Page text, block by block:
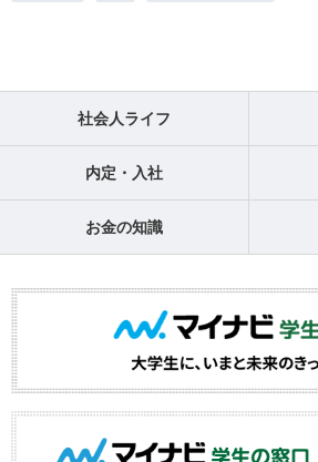
社会人ライフ
内定・入社
お金の知識